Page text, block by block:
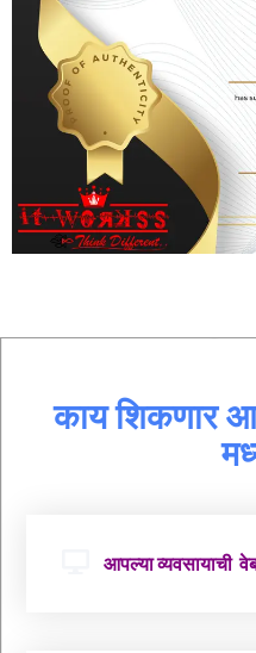
काय शिकणार
आपल्या व्यवसायाची